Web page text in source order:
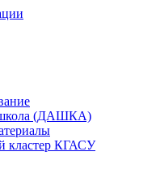
школа (ДАШКА)
кластер КГАСУ